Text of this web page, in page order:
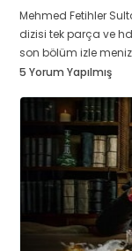
Mehmed Fetihler
dizisi tek parça ve
son bölüm izle
5 Yorum Yapılmış